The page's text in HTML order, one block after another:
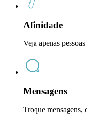
Afinidade
Veja apenas
Mensagens
Troque mensagens,